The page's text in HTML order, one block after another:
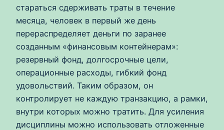
стараться сдерживать траты в течение
месяца, человек в первый же день
перераспределяет деньги по заранее
созданным «финансовым контейнерам»:
резервный фонд, долгосрочные цели,
операционные расходы, гибкий фонд
удовольствий. Таким образом, он
контролирует не каждую транзакцию, а рамки,
внутри которых можно тратить. Для усиления
дисциплины можно использовать отложенные